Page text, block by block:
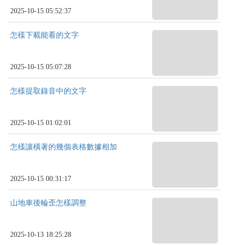
2025-10-15 05:52:37
怎樣下載能看的文字
2025-10-15 05:07:28
怎樣提取錄音中的文字
2025-10-15 01:02:01
怎樣讓橫著的幾個表格數據相加
2025-10-15 00:31:17
山地車後輪歪怎樣調整
2025-10-13 18:25:28